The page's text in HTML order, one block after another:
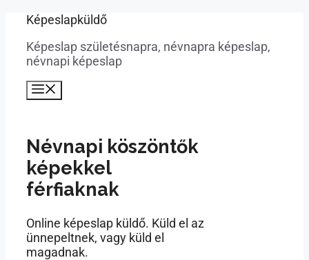
Kilépés
tartalomba
Képeslapküldő
Képeslap születésnapra, névnapra képeslap,
névnapi képeslap
Névnapi köszöntők
képekkel
férfiaknak
Online képeslap küldő. Küld el az
ünnepeltnek, vagy küld el
magadnak.